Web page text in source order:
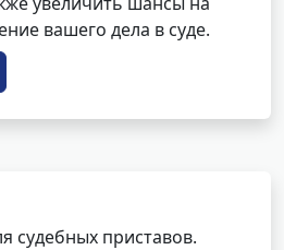
вашего дела в суде.
судебных приставов.